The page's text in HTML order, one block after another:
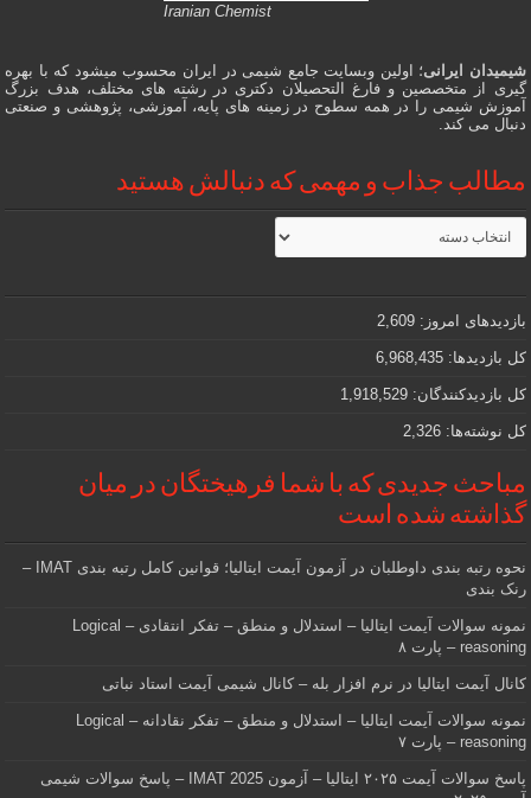
Iranian Chemist
شیمیدان ایرانی؛ اولین وبسایت جامع شیمی در ایران محسوب میشود که با بهره
گیری از متخصصین و فارغ التحصیلان دکتری در رشته های مختلف، هدف بزرگ
آموزش شیمی را در همه سطوح در زمینه های پایه، آموزشی، پژوهشی و صنعتی
دنبال می کند.
مطالب جذاب و مهمی که دنبالش هستید
مطالب
جذاب
و
که
دنبالش
هستید
بازدیدهای امروز: 2,609
کل بازدیدها: 6,968,435
کل بازدیدکنند‌گان: 1,918,529
کل نوشته‌ها: 2,326
مباحث جدیدی که با شما فرهیختگان در میان
گذاشته شده است
نحوه رتبه بندی داوطلبان در آزمون آیمت ایتالیا؛ قوانین کامل رتبه بندی IMAT –
رنک بندی
نمونه سوالات آیمت ایتالیا – استدلال و منطق – تفکر انتقادی – Logical
reasoning – پارت ۸
کانال آیمت ایتالیا در نرم افزار بله – کانال شیمی آیمت استاد نباتی
نمونه سوالات آیمت ایتالیا – استدلال و منطق – تفکر نقادانه – Logical
reasoning – پارت ۷
پاسخ سوالات آیمت ۲۰۲۵ ایتالیا – آزمون IMAT 2025 – پاسخ سوالات شیمی